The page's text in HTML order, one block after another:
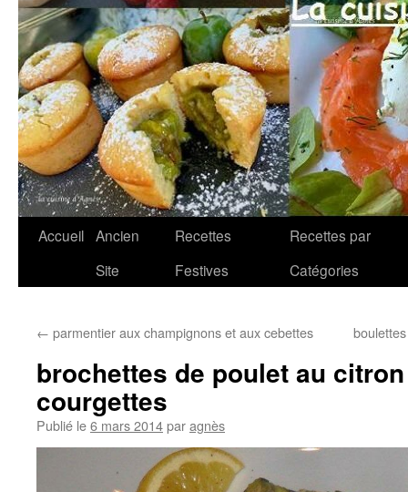
Aller
Accueil Ancien
Site
Recettes
Festives
Recettes par
Catégories
← parmentier aux champignons et aux cebettes
brochettes de poulet au
courgettes
Publié le6 mars 2014paragnès